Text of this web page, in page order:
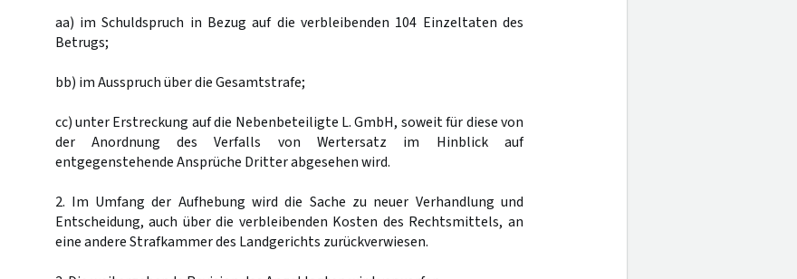
aa) im Schuldspruch in Bezug auf die verbleibenden 104 Einzeltaten des
Betrugs;
bb) im Ausspruch über die Gesamtstrafe;
cc) unter Erstreckung auf die Nebenbeteiligte L. GmbH, soweit für diese von
der Anordnung des Verfalls von Wertersatz im Hinblick auf
entgegenstehende Ansprüche Dritter abgesehen wird.
2. Im Umfang der Aufhebung wird die Sache zu neuer Verhandlung und
Entscheidung, auch über die verbleibenden Kosten des Rechtsmittels, an
eine andere Strafkammer des Landgerichts zurückverwiesen.